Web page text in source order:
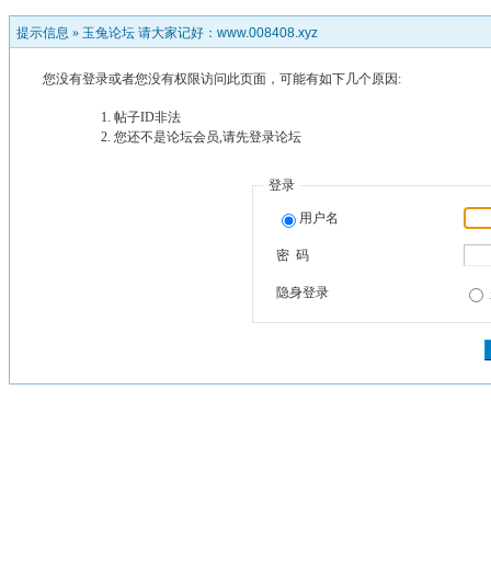
提示信息 » 玉兔论坛 请大家记好：www.008408.xyz
您没有登录或者您没有权限访问此页面，可能有如下几个原因:
帖子ID非法
您还不是论坛会员,请先登录论坛
登录
用户名
密 码
隐身登录